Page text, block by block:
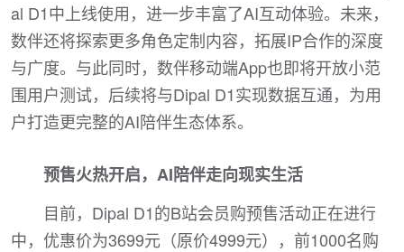
al D1中上线使用，进一步丰富了AI互动体验。未来，
数伴还将探索更多角色定制内容，拓展IP合作的深度
与广度。与此同时，数伴移动端App也即将开放小范
围用户测试，后续将与Dipal D1实现数据互通，为用
户打造更完整的AI陪伴生态体系。
预售火热开启，AI陪伴走向现实生活
目前，Dipal D1的B站会员购预售活动正在进行
中，优惠价为3699元（原价4999元），前1000名购